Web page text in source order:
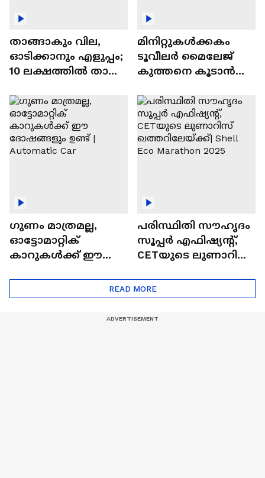
താങ്ങാകും വില,
ഓടിക്കാനും എളുപ്പം;
10 ലക്ഷത്തിൽ താഴെ
ഓട്ടോമാറ്റിക്ക്
എസ്‍യുവികൾ
മിനിറ്റുകൾക്കകം
ടൂവീലർ മൈലേജ്
കുത്തനെ കൂടാൻ
ഗുണം മാത്രമല്ല,
ഓട്ടോമാറ്റിക്
കാറുകൾക്ക് ഈ
പരിസ്ഥിതി സൗഹൃദം
സൂപ്പർ എഫിഷ്യന്റ്,
CETയുടെ ലുണാറിസ്
Eco Marathon 2025
READ MORE